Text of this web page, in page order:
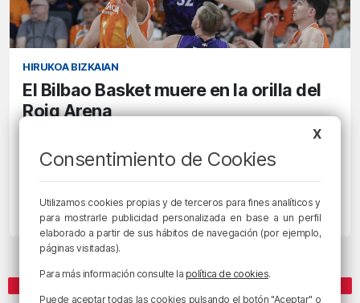
HIRUKOA BIZKAIAN
El Bilbao Basket muere en la orilla del
Roig Arena
88 - 83
Finalizado
X
Consentimiento de Cookies
Utilizamos cookies propias y de terceros para fines analíticos y
para mostrarle publicidad personalizada en base a un perfil
elaborado a partir de sus hábitos de navegación (por ejemplo,
páginas visitadas).
Para más información consulte la política de cookies.
Puede aceptar todas las cookies pulsando el botón "Aceptar" o